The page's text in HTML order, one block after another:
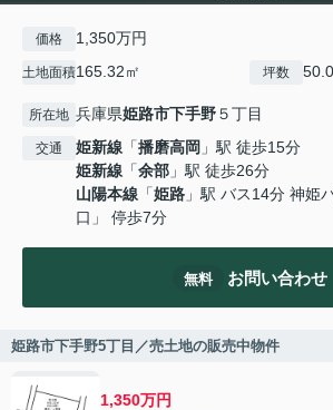
価格 1,350万円
土地面積165.32㎡ 坪数
所在地 兵庫県姫路市下手野５丁目
交通 姫新線 「播磨高岡 」駅 徒歩15分
姫新線 「余部 」駅 徒歩26分
山陽本線 「姫路 」駅 バス14分 神姫
口」 停歩7分
無料 お問い合わせ
姫路市下手野5丁目／売土地の販売中物件
1,350万円